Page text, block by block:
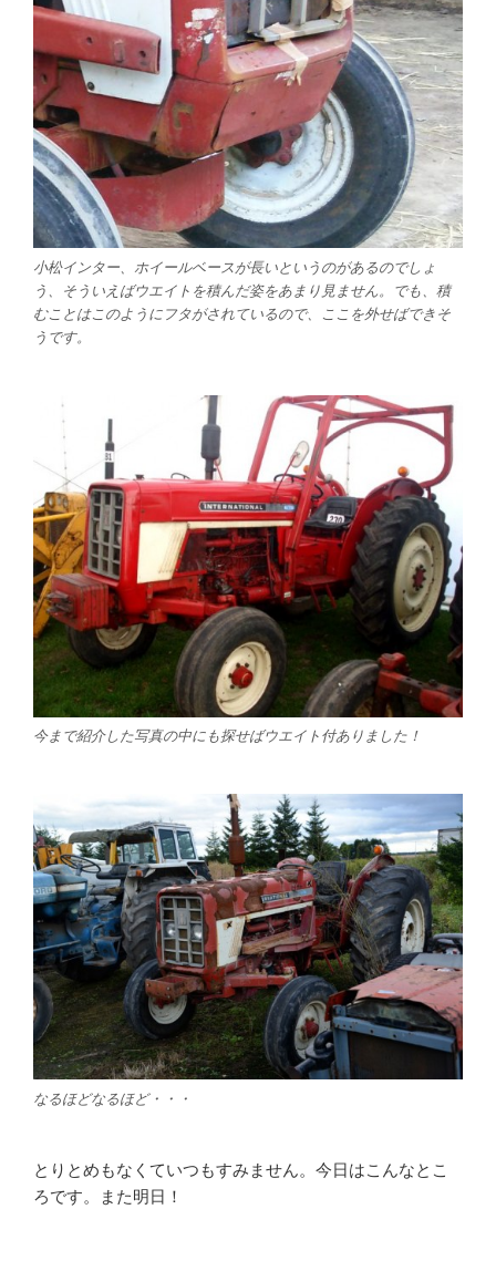
小松インター、ホイールベースが長いというのがあるのでしょ
う、そういえばウエイトを積んだ姿をあまり見ません。でも、積
むことはこのようにフタがされているので、ここを外せばできそ
うです。
今まで紹介した写真の中にも探せばウエイト付ありました！
なるほどなるほど・・・
とりとめもなくていつもすみません。今日はこんなとこ
ろです。また明日！